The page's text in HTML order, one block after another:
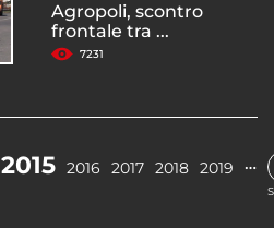
Agropoli, scontro
frontale tra ...
7231
2015 2016 2017 2018 2019 …